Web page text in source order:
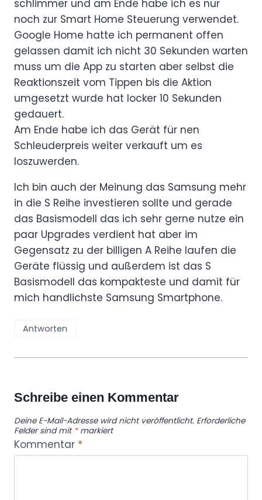
schlimmer und am Ende habe ich es nur
noch zur Smart Home Steuerung verwendet.
Google Home hatte ich permanent offen
gelassen damit ich nicht 30 Sekunden warten
muss um die App zu starten aber selbst die
Reaktionszeit vom Tippen bis die Aktion
umgesetzt wurde hat locker 10 Sekunden
gedauert.
Am Ende habe ich das Gerät für nen
Schleuderpreis weiter verkauft um es
loszuwerden.
Ich bin auch der Meinung das Samsung mehr
in die S Reihe investieren sollte und gerade
das Basismodell das ich sehr gerne nutze ein
paar Upgrades verdient hat aber im
Gegensatz zu der billigen A Reihe laufen die
Geräte flüssig und außerdem ist das S
Basismodell das kompakteste und damit für
mich handlichste Samsung Smartphone.
Antworten
Schreibe einen Kommentar
Deine E-Mail-Adresse wird nicht veröffentlicht. Erforderliche
Felder sind mit *markiert
Kommentar *